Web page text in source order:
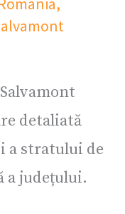
detaliată
a stratului de
a județului.